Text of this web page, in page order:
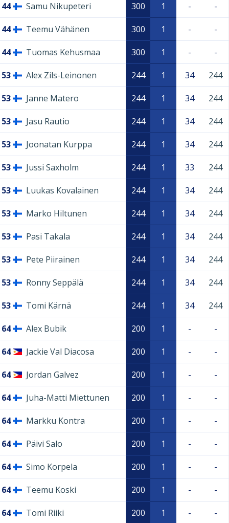
44 Samu Nikupeteri 300 1 - -
44 Teemu Vähänen 300 1 - -
44 Tuomas Kehusmaa 300 1 - -
53 Alex Zils-Leinonen 244 1 34 244
53 Janne Matero 244 1 34 244
53 Jasu Rautio 244 1 34 244
53 Joonatan Kurppa 244 1 34 244
53 Jussi Saxholm 244 1 33 244
53 Luukas Kovalainen 244 1 34 244
53 Marko Hiltunen 244 1 34 244
53 Pasi Takala 244 1 34 244
53 Pete Piirainen 244 1 34 244
53 Ronny Seppälä 244 1 34 244
53 Tomi Kärnä 244 1 34 244
64 Alex Bubik 200 1 - -
64 Jackie Val Diacosa 200 1 - -
64 Jordan Galvez 200 1 - -
64 Juha-Matti Miettunen 200 1 - -
64 Markku Kontra 200 1 - -
64 Päivi Salo 200 1 - -
64 Simo Korpela 200 1 - -
64 Teemu Koski 200 1 - -
64 Tomi Riiki 200 1 - -